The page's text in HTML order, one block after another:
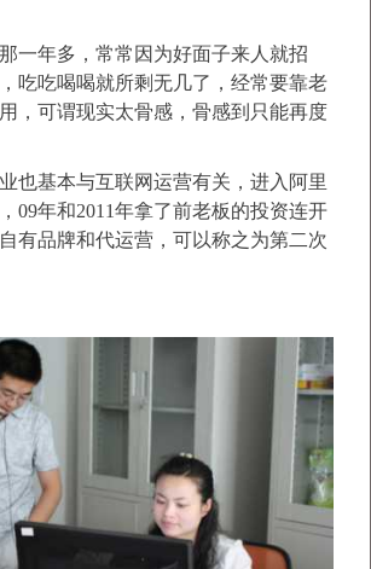
一年多，常常因为好面子来人就招
吃吃喝喝就所剩无几了，经常要靠老
，可谓现实太骨感，骨感到只能再度
也基本与互联网运营有关，进入阿里
09年和2011年拿了前老板的投资连开
有品牌和代运营，可以称之为第二次